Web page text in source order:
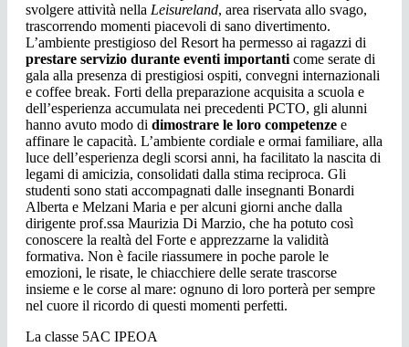
svolgere attività nella Leisureland, area riservata allo svago,
trascorrendo momenti piacevoli di sano divertimento.
L’ambiente prestigioso del Resort ha permesso ai ragazzi di
prestare servizio durante eventi importanti come serate di
gala alla presenza di prestigiosi ospiti, convegni internazionali
e coffee break. Forti della preparazione acquisita a scuola e
dell’esperienza accumulata nei precedenti PCTO, gli alunni
hanno avuto modo di dimostrare le loro competenze e
affinare le capacità. L’ambiente cordiale e ormai familiare, alla
luce dell’esperienza degli scorsi anni, ha facilitato la nascita di
legami di amicizia, consolidati dalla stima reciproca. Gli
studenti sono stati accompagnati dalle insegnanti Bonardi
Alberta e Melzani Maria e per alcuni giorni anche dalla
dirigente prof.ssa Maurizia Di Marzio, che ha potuto così
conoscere la realtà del Forte e apprezzarne la validità
formativa. Non è facile riassumere in poche parole le
emozioni, le risate, le chiacchiere delle serate trascorse
insieme e le corse al mare: ognuno di loro porterà per sempre
nel cuore il ricordo di questi momenti perfetti.
La classe 5AC IPEOA